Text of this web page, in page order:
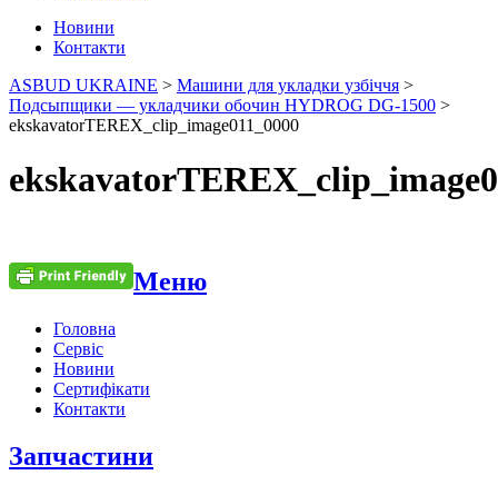
Новини
Контакти
ASBUD UKRAINE > Машини для укладки узбіччя >
Подсыпщики — укладчики обочин HYDROG DG-1500 >
ekskavatorTEREX_clip_image011_0000
Меню
Головна
Сервіс
Новини
Сертифікати
Контакти
Запчастини